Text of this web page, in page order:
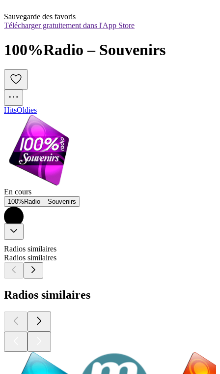
Sauvegarde des favoris
Télécharger gratuitement dans l'App Store
100%Radio – Souvenirs
HitsOldies
En cours
100%Radio – Souvenirs
Radios similaires
Radios similaires
Radios similaires